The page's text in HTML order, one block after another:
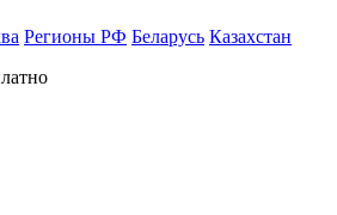
Регионы РФ Беларусь Казахстан